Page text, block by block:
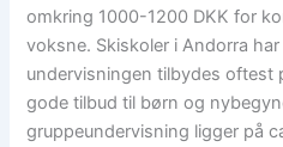
omkring 1000-1200 DKK for
voksne. Skiskoler i Andorra
undervisningen tilbydes oftest
gode tilbud til børn og
gruppeundervisning ligger på